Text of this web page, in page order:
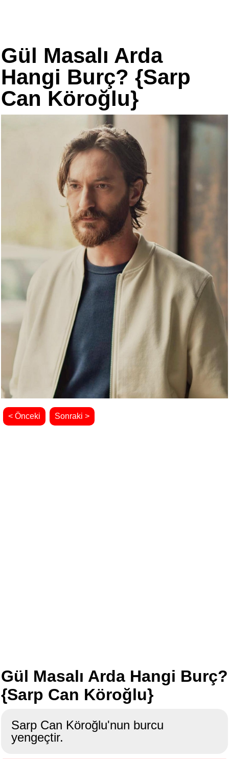
Gül Masalı Arda
Hangi Burç? {Sarp
Can Köroğlu}
< Önceki Sonraki >
Gül Masalı Arda Hangi Burç?
{Sarp Can Köroğlu}
Sarp Can Köroğlu'nun burcu
yengeçtir.